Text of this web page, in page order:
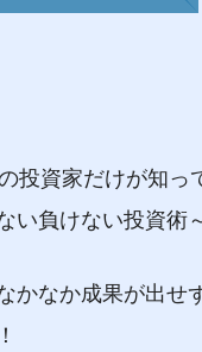
投資家だけが知っ
い負けない投資術
かなか成果が出せ